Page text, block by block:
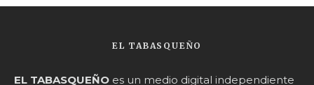
EL TABASQUEÑO
EL TABASQUEÑO es un medio digital independiente